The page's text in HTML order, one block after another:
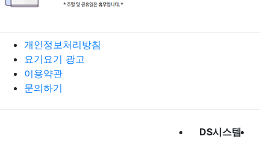
개인정보처리방침
요기요기 광고
이용약관
문의하기
DS시스템